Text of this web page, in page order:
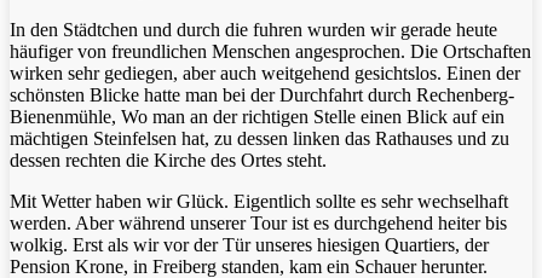
In den Städtchen und durch die fuhren wurden wir gerade heute
häufiger von freundlichen Menschen angesprochen. Die Ortschaften
wirken sehr gediegen, aber auch weitgehend gesichtslos. Einen der
schönsten Blicke hatte man bei der Durchfahrt durch Rechenberg-
Bienenmühle, Wo man an der richtigen Stelle einen Blick auf ein
mächtigen Steinfelsen hat, zu dessen linken das Rathauses und zu
dessen rechten die Kirche des Ortes steht.
Mit Wetter haben wir Glück. Eigentlich sollte es sehr wechselhaft
werden. Aber während unserer Tour ist es durchgehend heiter bis
wolkig. Erst als wir vor der Tür unseres hiesigen Quartiers, der
Pension Krone, in Freiberg standen, kam ein Schauer herunter.